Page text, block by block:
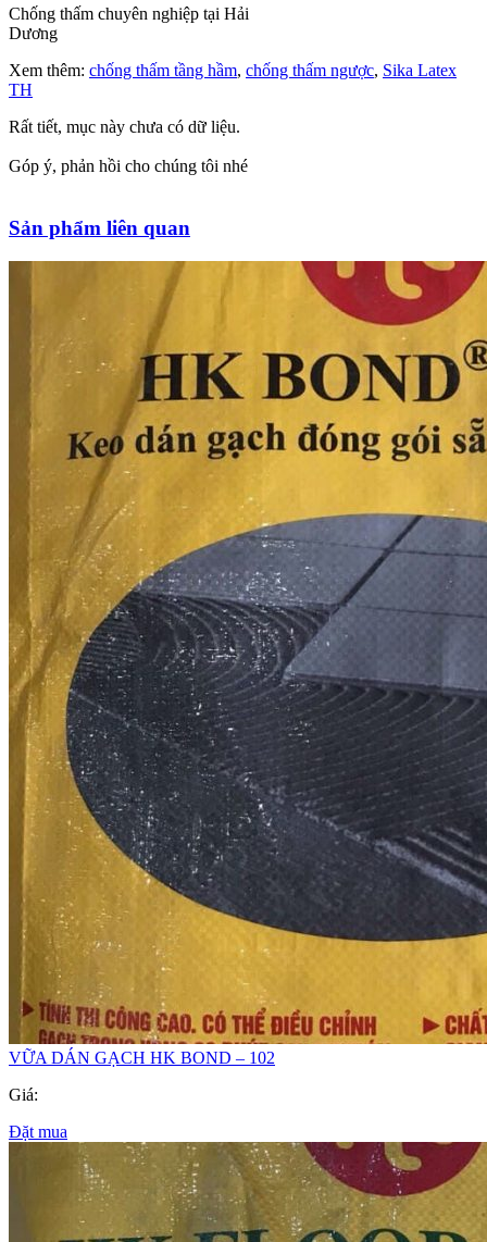
Chống thấm chuyên nghiệp tại Hải
Dương
Xem thêm: chống thấm tầng hầm, chống thấm ngược, Sika Latex
TH
Rất tiết, mục này chưa có dữ liệu.
Góp ý, phản hồi cho chúng tôi nhé
Sản phẩm liên quan
VỮA DÁN GẠCH HK BOND – 102
Giá:
Đặt mua